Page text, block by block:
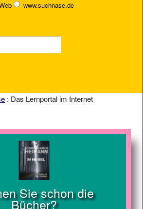
www.suchnase.de
: Das Lernportal im Internet
Sie schon die
Bücher?